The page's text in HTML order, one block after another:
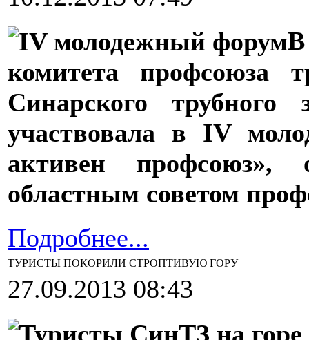
В
комитета профсоюза
Синарского трубного
участвовала в IV
активен профсоюз»,
областным советом
Подробнее...
ТУРИСТЫ ПОКОРИЛИ СТРОПТИВУЮ ГОРУ
27.09.2013 08:43